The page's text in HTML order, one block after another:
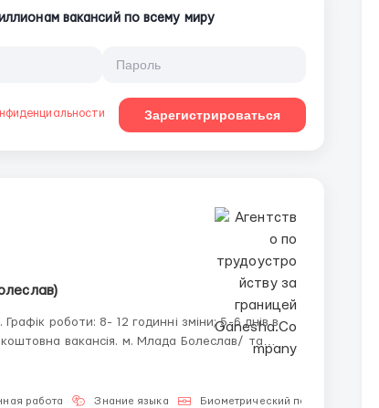
вакансий по всему миру
Зарегистрироваться
вакансія. м. Млада Болеслав/ та
работа Знание языка Биометрический паспорт